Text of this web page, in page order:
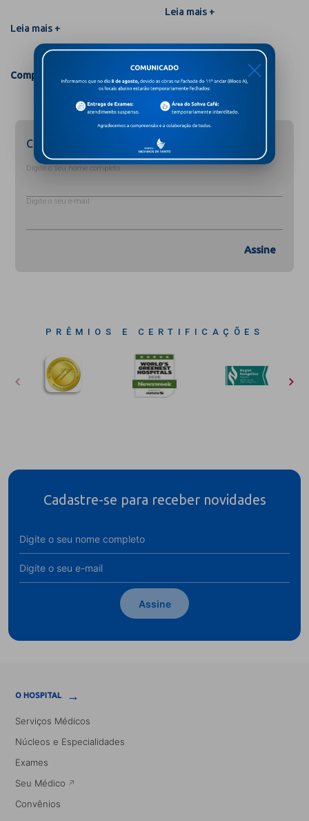
Leia mais +
Leia mais +
Compartilhar
Cadastre-se para receber novidades
Digite o seu nome completo
Digite o seu e-mail
Assine
PRÊMIOS E CERTIFICAÇÕES
Cadastre-se para receber novidades
Assine
O HOSPITAL →
Serviços Médicos
Núcleos e Especialidades
Exames
Seu Médico
Convênios
X